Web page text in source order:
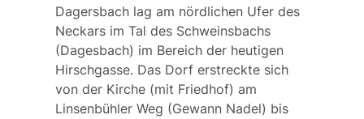
Dagersbach lag am nördlichen Ufer des
Neckars im Tal des Schweinsbachs
(Dagesbach) im Bereich der heutigen
Hirschgasse. Das Dorf erstreckte sich
von der Kirche (mit Friedhof) am
Linsenbühler Weg (Gewann Nadel) bis